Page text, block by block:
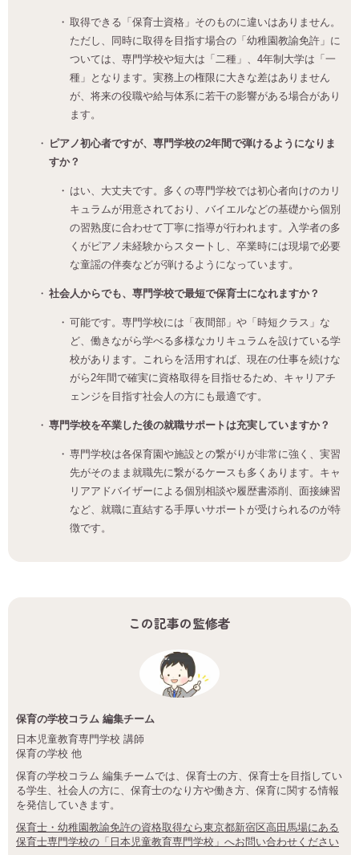
取得できる「保育士資格」そのものに違いはありません。
ただし、同時に取得を目指す場合の「幼稚園教諭免許」に
ついては、専門学校や短大は「二種」、4年制大学は「一
種」となります。実務上の権限に大きな差はありません
が、将来の役職や給与体系に若干の影響がある場合があり
ます。
ピアノ初心者ですが、専門学校の2年間で弾けるようになりま
すか？
はい、大丈夫です。多くの専門学校では初心者向けのカリ
キュラムが用意されており、バイエルなどの基礎から個別
の習熟度に合わせて丁寧に指導が行われます。入学者の多
くがピアノ未経験からスタートし、卒業時には現場で必要
な童謡の伴奏などが弾けるようになっています。
社会人からでも、専門学校で最短で保育士になれますか？
可能です。専門学校には「夜間部」や「時短クラス」な
ど、働きながら学べる多様なカリキュラムを設けている学
校があります。これらを活用すれば、現在の仕事を続けな
がら2年間で確実に資格取得を目指せるため、キャリアチ
ェンジを目指す社会人の方にも最適です。
専門学校を卒業した後の就職サポートは充実していますか？
専門学校は各保育園や施設との繋がりが非常に強く、実習
先がそのまま就職先に繋がるケースも多くあります。キャ
リアアドバイザーによる個別相談や履歴書添削、面接練習
など、就職に直結する手厚いサポートが受けられるのが特
徴です。
この記事の監修者
保育の学校コラム 編集チーム
日本児童教育専門学校 講師
保育の学校 他
保育の学校コラム 編集チームでは、保育士の方、保育士を目指してい
る学生、社会人の方に、保育士のなり方や働き方、保育に関する情報
を発信していきます。
保育士・幼稚園教諭免許の資格取得なら東京都新宿区高田馬場にある
保育士専門学校の「日本児童教育専門学校」へお問い合わせください